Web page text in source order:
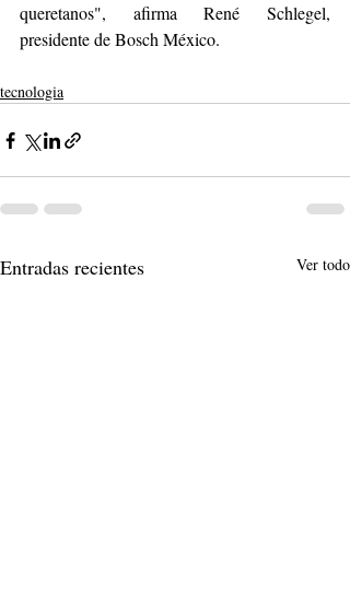
queretanos", afirma René Schlegel,
presidente de Bosch México.
tecnologia
Entradas recientes Ver todo